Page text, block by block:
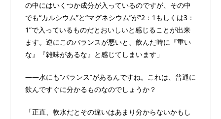
の中にはいくつか成分が入っているのですが、その中
でも“カルシウム”と“マグネシウム”が“2：1もしくは3：
1”で入っているものだとおいしいと感じることが出来
ます。逆にこのバランスが悪いと、飲んだ時に『重い
な』『雑味があるな』と感じてしまいます」
――水にも“バランス”があるんですね。これは、普通に
飲んですぐに分かるものなのでしょうか？
「正直、軟水だとその違いはあまり分からないかもし